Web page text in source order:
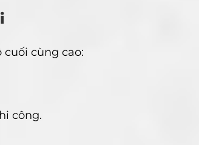
cuối cùng cao:
công.